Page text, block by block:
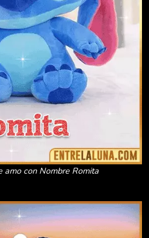
amo con Nombre Romita